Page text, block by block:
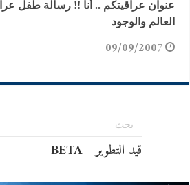
عنوان عراقيتكم .. أنا !! رسالة طفل
العالم والوجود
09/09/2007